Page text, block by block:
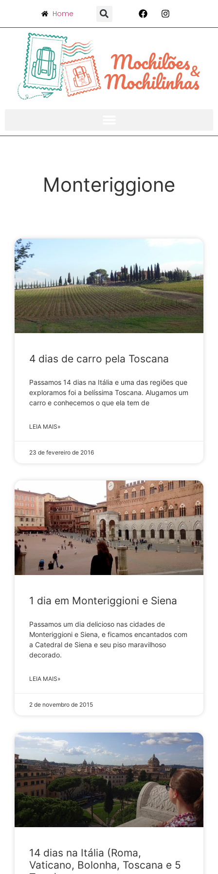
Home
Monteriggione
4 dias de carro pela Toscana
Passamos 14 dias na Itália e uma das regiões que
exploramos foi a belíssima Toscana. Alugamos um
carro e conhecemos o que ela tem de
LEIA MAIS»
23 de fevereiro de 2016
1 dia em Monteriggioni e Siena
Passamos um dia delicioso nas cidades de
Monteriggioni e Siena, e ficamos encantados com
a Catedral de Siena e seu piso maravilhoso
decorado.
LEIA MAIS»
2 de novembro de 2015
14 dias na Itália (Roma,
Vaticano, Bolonha, Toscana e 5